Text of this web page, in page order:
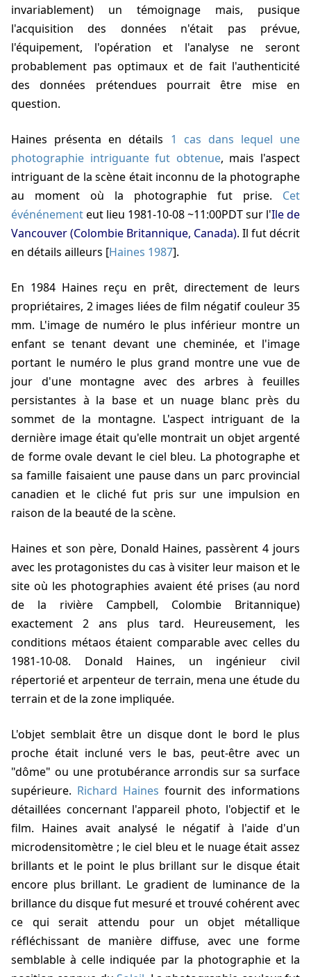
invariablement) un témoignage mais, pusique
l'acquisition des données n'était pas prévue,
l'équipement, l'opération et l'analyse ne seront
probablement pas optimaux et de fait l'authenticité
des données prétendues pourrait être mise en
question.
Haines présenta en détails 1 cas dans lequel une
photographie intriguante fut obtenue, mais l'aspect
intriguant de la scène était inconnu de la photographe
au moment où la photographie fut prise. Cet
événénementeut lieu 1981-10-08 ~11:00PDTsur l'Ile de
Vancouver (Colombie Britannique, Canada). Il fut décrit
en détails ailleurs [Haines 1987].
En 1984 Haines reçu en prêt, directement de leurs
propriétaires, 2 images liées de film négatif couleur 35
mm. L'image de numéro le plus inférieur montre un
enfant se tenant devant une cheminée, et l'image
portant le numéro le plus grand montre une vue de
jour d'une montagne avec des arbres à feuilles
persistantes à la base et un nuage blanc près du
sommet de la montagne. L'aspect intriguant de la
dernière image était qu'elle montrait un objet argenté
de forme ovale devant le ciel bleu. La photographe et
sa famille faisaient une pause dans un parc provincial
canadien et le cliché fut pris sur une impulsion en
raison de la beauté de la scène.
Haines et son père, Donald Haines, passèrent 4 jours
avec les protagonistes du cas à visiter leur maison et le
site où les photographies avaient été prises (au nord
de la rivière Campbell, Colombie Britannique)
exactement 2 ans plus tard. Heureusement, les
conditions métaos étaient comparable avec celles du
1981-10-08. Donald Haines, un ingénieur civil
répertorié et arpenteur de terrain, mena une étude du
terrain et de la zone impliquée.
L'objet semblait être un disque dont le bord le plus
proche était incluné vers le bas, peut-être avec un
"dôme" ou une protubérance arrondis sur sa surface
supérieure. Richard Haines fournit des informations
détaillées concernant l'appareil photo, l'objectif et le
film. Haines avait analysé le négatif à l'aide d'un
microdensitomètre ; le ciel bleu et le nuage était assez
brillants et le point le plus brillant sur le disque était
encore plus brillant. Le gradient de luminance de la
brillance du disque fut mesuré et trouvé cohérent avec
ce qui serait attendu pour un objet métallique
réfléchissant de manière diffuse, avec une forme
semblable à celle indiquée par la photographie et la